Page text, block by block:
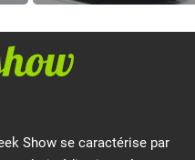
Show se caractérise par